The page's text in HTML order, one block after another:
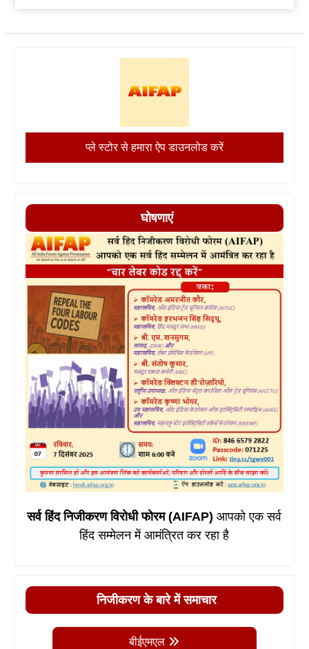
प्ले स्टोर से हमारा ऐप डाउनलोड करें
घोषणाएं
सर्व हिंद निजीकरण विरोधी फोरम (AIFAP)आपको एक सर्व
हिंद सम्मेलन में आमंत्रित कर रहा है
निजीकरण के बारे में समाचार
बीईएमएल